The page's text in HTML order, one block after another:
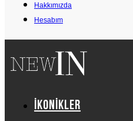
Hakkımızda
Hesabım
İKONİKLER